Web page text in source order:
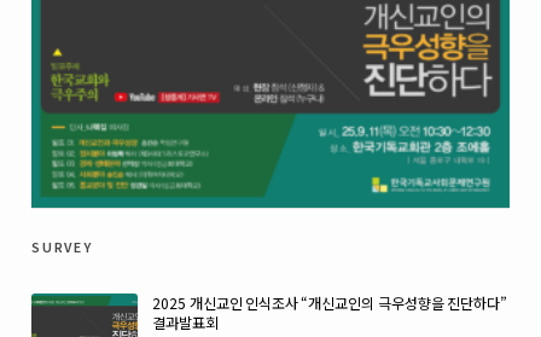
survey
2025 개신교인 인식조사 “개신교인의 극우성향을 진단하다”
결과발표회